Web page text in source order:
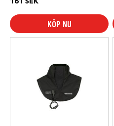
KÖP NU